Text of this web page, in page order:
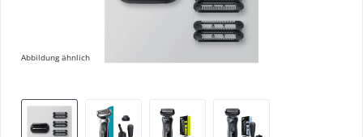
Abbildung ähnlich